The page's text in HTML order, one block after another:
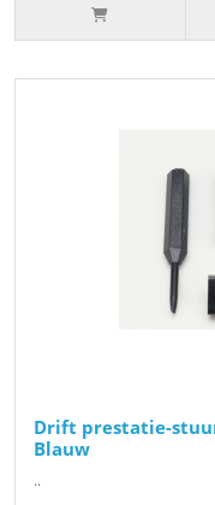
Drift prestatie-
Blauw
..